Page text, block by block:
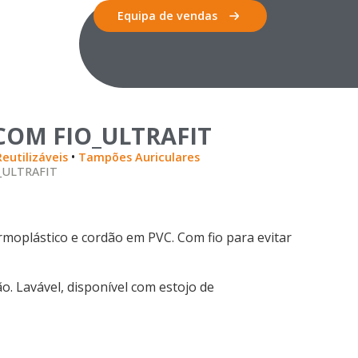
Equipa de vendas
FIO_ULTRAFIT
• Tampões Auriculares
e cordão em PVC. Com fio para evitar
Lavável, disponível com estojo de